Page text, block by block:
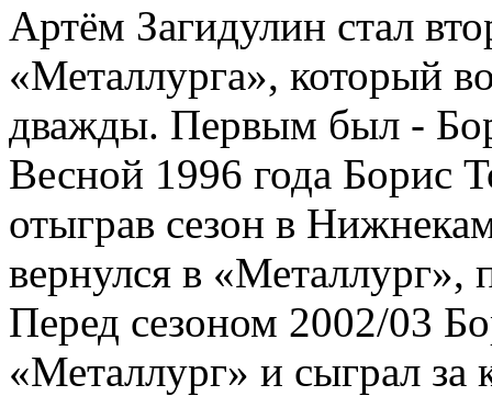
Артём Загидулин стал
«Металлурга», который
дважды. Первым был -
Весной 1996 года Борис
отыграв сезон в
вернулся в «Металлург»,
Перед сезоном 2002/03
«Металлург» и сыграл